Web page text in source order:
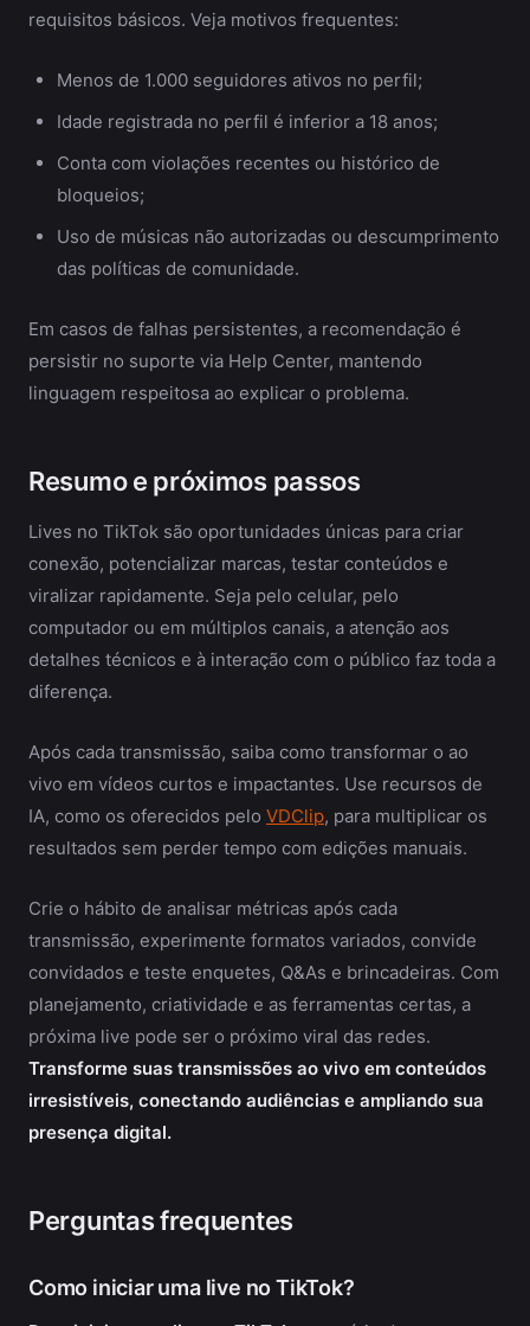
requisitos básicos. Veja motivos frequentes:
Menos de 1.000 seguidores ativos no perfil;
Idade registrada no perfil é inferior a 18 anos;
Conta com violações recentes ou histórico de
bloqueios;
Uso de músicas não autorizadas ou descumprimento
das políticas de comunidade.
Em casos de falhas persistentes, a recomendação é
persistir no suporte via Help Center, mantendo
linguagem respeitosa ao explicar o problema.
Resumo e próximos passos
Lives no TikTok são oportunidades únicas para criar
conexão, potencializar marcas, testar conteúdos e
viralizar rapidamente. Seja pelo celular, pelo
computador ou em múltiplos canais, a atenção aos
detalhes técnicos e à interação com o público faz toda a
diferença.
Após cada transmissão, saiba como transformar o ao
vivo em vídeos curtos e impactantes. Use recursos de
IA, como os oferecidos pelo VDClip, para multiplicar os
resultados sem perder tempo com edições manuais.
Crie o hábito de analisar métricas após cada
transmissão, experimente formatos variados, convide
convidados e teste enquetes, Q&As e brincadeiras. Com
planejamento, criatividade e as ferramentas certas, a
próxima live pode ser o próximo viral das redes.
Transforme suas transmissões ao vivo em conteúdos
irresistíveis, conectando audiências e ampliando sua
presença digital.
Perguntas frequentes
Como iniciar uma live no TikTok?